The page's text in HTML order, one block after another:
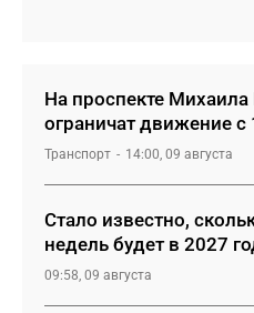
На проспекте Михаила
ограничат движение с
Транспорт 14:00, 09 августа
Стало известно,
недель будет в 2027
09:58, 09 августа